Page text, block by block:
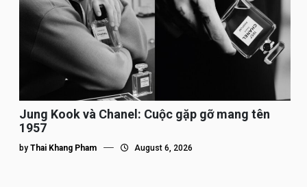
Jung Kook và Chanel: Cuộc gặp gỡ mang tên
1957
by Thai Khang Pham August 6, 2026